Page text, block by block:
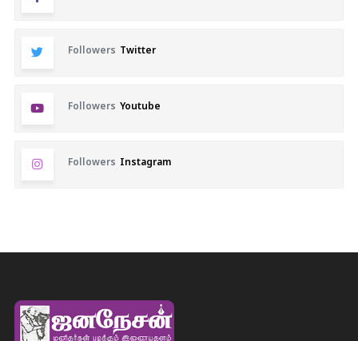
Followers Twitter
Followers Youtube
Followers Instagram